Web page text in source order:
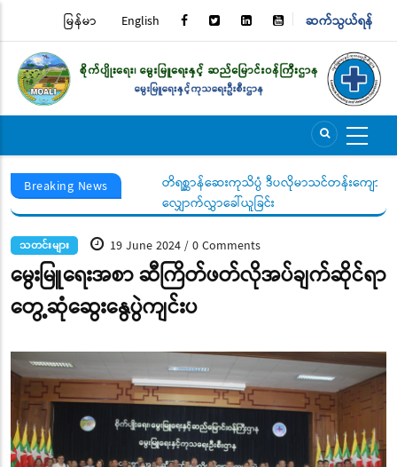
content
TOP
MENU
ဆက်သွယ်ရန်
မြန်မာ English
Breaking News
တိရစ္ဆာန်ဆေးကုသိပ္ပံ ဒီပလိုမာသင်တန်းကျောင်း (၁
လျှောက်လွှာခေါ်ယူခြင်း
သတင်းများ 19 June 2024/0 Comments
မွေးမြူရေးအစာ ဆီကြိတ်ဖတ်လိုအပ်ချက်ဆိုင်ရာ
တွေ့ဆုံဆွေးနွေပွဲကျင်းပ